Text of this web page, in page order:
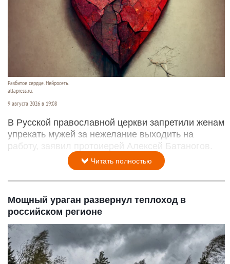
Разбитое сердце. Нейросеть.
altapress.ru.
9 августа 2026 в 19:08
В Русской православной церкви запретили женам
упрекать мужей за нежелание выходить на
работу, заявил протоиерей Алексей Батаногов.
Читать полностью
Мощный ураган развернул теплоход в
российском регионе